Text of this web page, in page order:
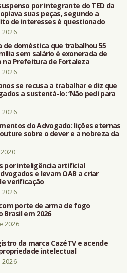
por integrante do TED da
suas peças, segundo a
de interesses é questionado
2026
de doméstica que trabalhou 55
sem salário é exonerada de
na Prefeitura de Fortaleza
2026
se recusa a trabalhar e diz que
a sustentá-lo: ‘Não pedi para
2026
do Advogado: lições eternas
sobre o dever e a nobreza da
por inteligência artificial
e levam OAB a criar
verificação
2026
porte de arma de fogo
Brasil em 2026
2026
da marca CazéTV e acende
intelectual
2026